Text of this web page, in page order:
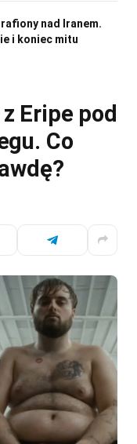
nad Iranem.
i koniec mitu
Eripe pod
Co